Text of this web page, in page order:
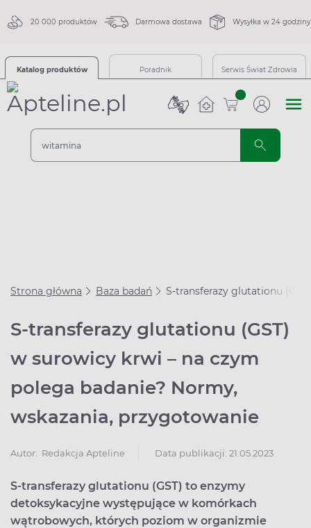
20 000 produktów Darmowa dostawa Wysyłka w 24 godziny
Katalog produktów Poradnik Serwis Świat Zdrowia
sztuk
Strona główna Baza badań S-transferazy glutationu
S-transferazy glutationu (GST)
w surowicy krwi – na czym
polega badanie? Normy,
wskazania, przygotowanie
Autor: Redakcja Apteline Data publikacji: 21.05.2023
S-transferazy glutationu (GST) to enzymy
detoksykacyjne występujące w komórkach
wątrobowych, których poziom w organizmie